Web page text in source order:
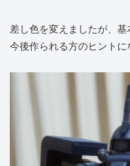
差し色を変えましたが、
今後作られる方のヒントに